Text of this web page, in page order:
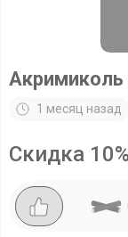
Акримиколь
1 месяц назад
Скидка 10%